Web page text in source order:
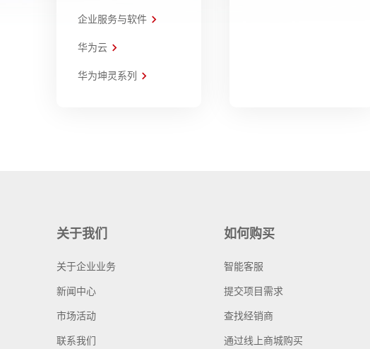
企业服务与软件
华为云
华为坤灵系列
关于我们
关于企业业务
新闻中心
市场活动
联系我们
如何购买
智能客服
提交项目需求
查找经销商
通过线上商城购买